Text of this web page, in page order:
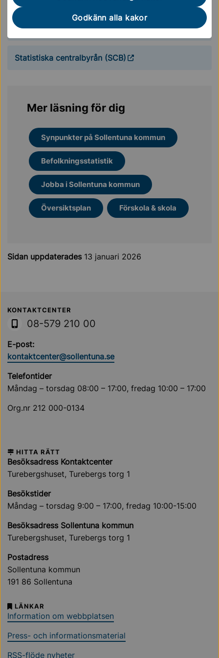
Godkänn alla kakor
deltagit i 2024 års undersökning.
Sollentunas resultat i SCB:s undersökning 2024
Statistiska centralbyrån (SCB)
Mer läsning för dig
Synpunkter på Sollentuna kommun
Befolkningsstatistik
Jobba i Sollentuna kommun
Översiktsplan Förskola & skola
Sidan uppdaterades 13 januari 2026
Sollentuna Kommun
KONTAKTCENTER
08-579 210 00
E-post:
kontaktcenter@sollentuna.se
Telefontider
Måndag – torsdag 08:00 – 17:00, fredag 10:00 – 17:00
Org.nr 212 000-0134
HITTA RÄTT
Besöksadress Kontaktcenter
Turebergshuset, Turebergs torg 1
Besökstider
Måndag – torsdag 9:00 – 17:00, fredag 10:00-15:00
Besöksadress Sollentuna kommun
Turebergshuset, Turebergs torg 1
Postadress
Sollentuna kommun
191 86 Sollentuna
LÄNKAR
Information om webbplatsen
Press- och informationsmaterial
RSS-flöde nyheter